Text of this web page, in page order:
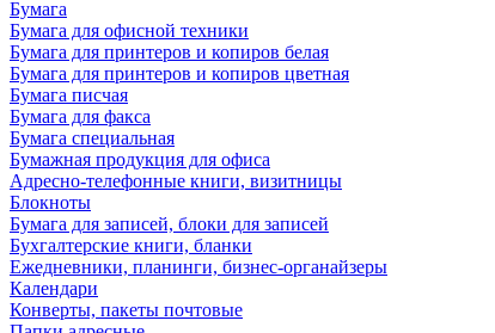
Бумага
Бумага для офисной техники
Бумага для принтеров и копиров белая
Бумага для принтеров и копиров цветная
Бумага писчая
Бумага для факса
Бумага специальная
Бумажная продукция для офиса
Адресно-телефонные книги, визитницы
Блокноты
Бумага для записей, блоки для записей
Бухгалтерские книги, бланки
Ежедневники, планинги, бизнес-органайзеры
Календари
Конверты, пакеты почтовые